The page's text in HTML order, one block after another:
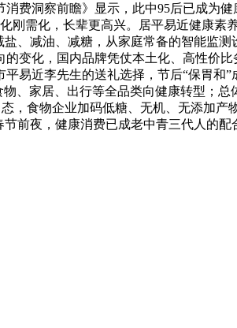
费洞察前瞻》显示，此中95后已成为健
刚需化，长辈更高兴。居平易近健康素
、减油、减糖，从家庭常备的智能监测
变化，国内品牌凭仗本土化、高性价
易近李先生的送礼选择，节后“保胃和”
、家居、出行等全品类向健康转型；总
，食物企业加码低糖、无机、无添加产
前夜，健康消费已成老中青三代人的配